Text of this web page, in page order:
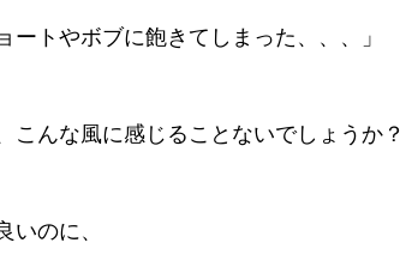
ートやボブに飽きてしまった、、、」
こんな風に感じることないでしょうか？
いのに、